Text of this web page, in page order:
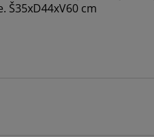
Š35xD44xV60 cm